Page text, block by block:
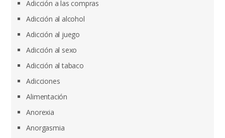
Adicción a las compras
Adicción al alcohol
Adicción al juego
Adicción al sexo
Adicción al tabaco
Adicciones
Alimentación
Anorexia
Anorgasmia